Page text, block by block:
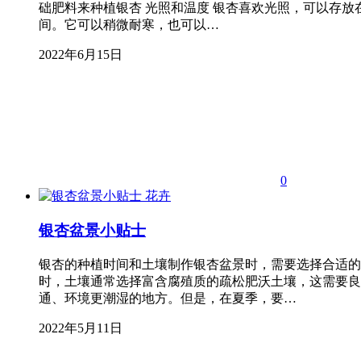
础肥料来种植银杏 光照和温度 银杏喜欢光照，可以存
间。它可以稍微耐寒，也可以…
2022年6月15日
0
花卉
银杏盆景小贴士
银杏的种植时间和土壤制作银杏盆景时，需要选择合适
时，土壤通常选择富含腐殖质的疏松肥沃土壤，这需要
通、环境更潮湿的地方。但是，在夏季，要…
2022年5月11日